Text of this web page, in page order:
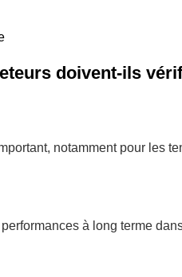
doivent-ils
notamment pour les
à long terme